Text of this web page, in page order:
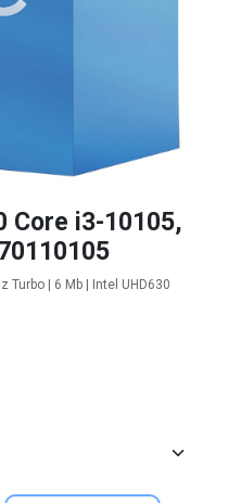
Core i3-10105,
Turbo | 6 Mb | Intel UHD630